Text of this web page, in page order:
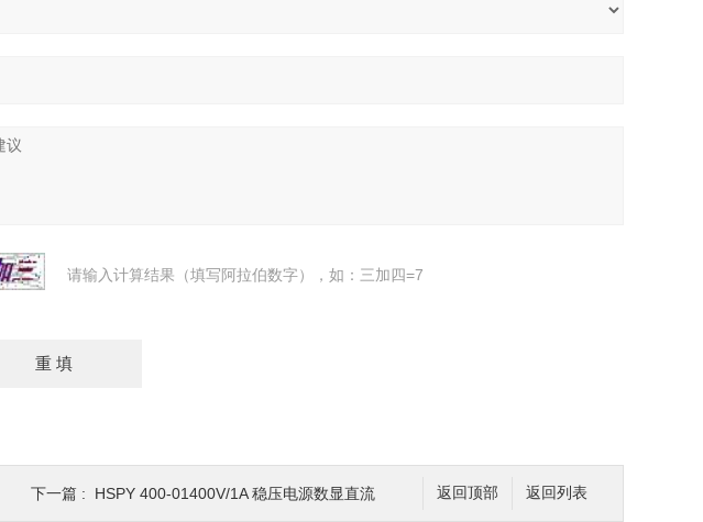
请输入计算结果（填写阿拉伯数字），如：三加四=7
返回列表
返回顶部
下一篇 : HSPY 400-01400V/1A 稳压电源数显直流